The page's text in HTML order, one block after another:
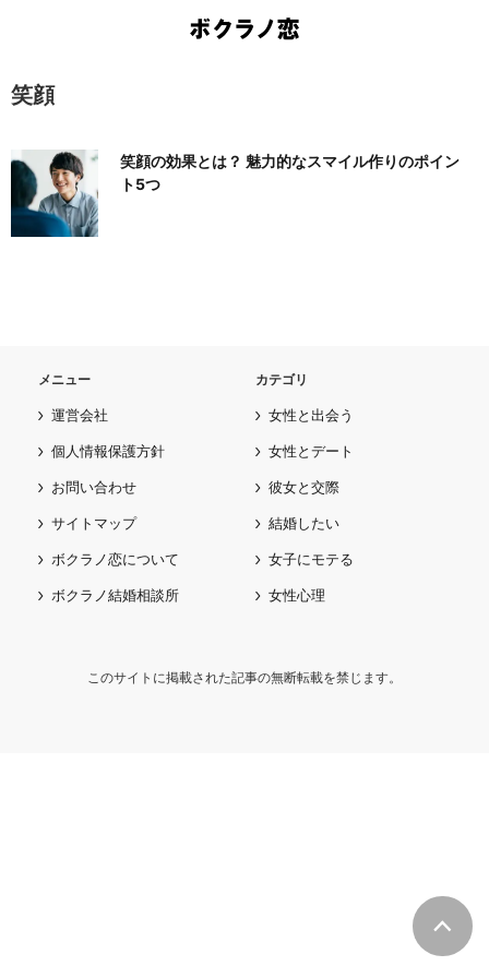
笑顔
笑顔の効果とは？ 魅力的なスマイル作りのポイン
ト5つ
メニュー
運営会社
個人情報保護方針
お問い合わせ
サイトマップ
ボクラノ恋について
ボクラノ結婚相談所
カテゴリ
女性と出会う
女性とデート
彼女と交際
結婚したい
女子にモテる
女性心理
このサイトに掲載された記事の無断転載を禁じます。